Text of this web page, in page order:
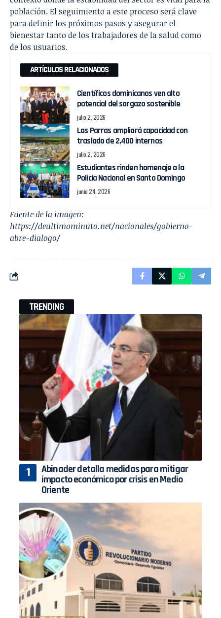
población. El seguimiento a este proceso será clave
para definir los próximos pasos y asegurar el
bienestar tanto de los trabajadores de la salud como
de los usuarios.
ARTÍCULOS RELACIONADOS
Científicos dominicanos ven alto
potencial del sargazo sostenible
julio 2, 2026
Las Parras ampliará capacidad con
traslado de 2,400 internos
julio 2, 2026
Estudiantes rinden homenaje a la
Policía Nacional en Santo Domingo
junio 24, 2026
Fuente de la imagen:
https://deultimominuto.net/nacionales/gobierno-
abre-dialogo/
TRENDING
Abinader detalla medidas para mitigar
impacto económico por crisis en Medio
Oriente